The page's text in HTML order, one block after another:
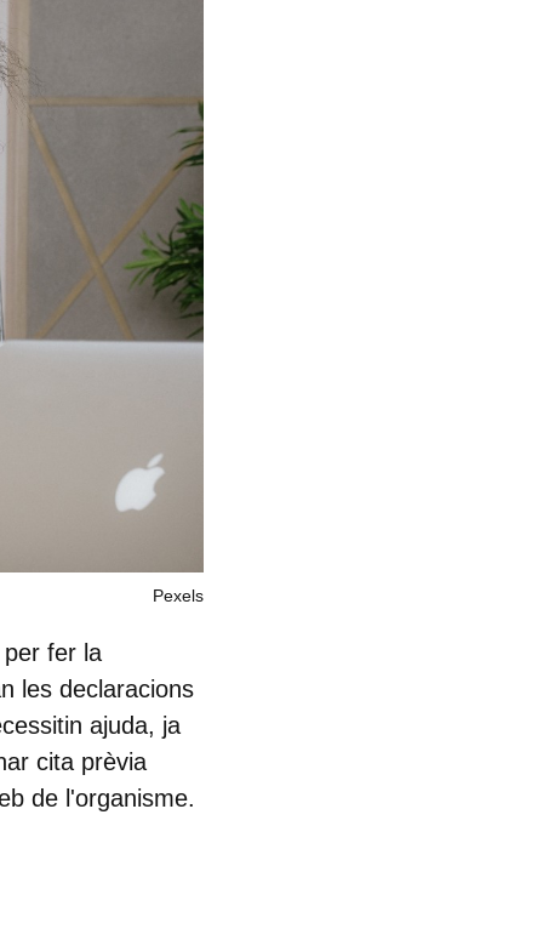
Pexels
fer la
les declaracions
ajuda, ja
cita prèvia
de l'organisme.